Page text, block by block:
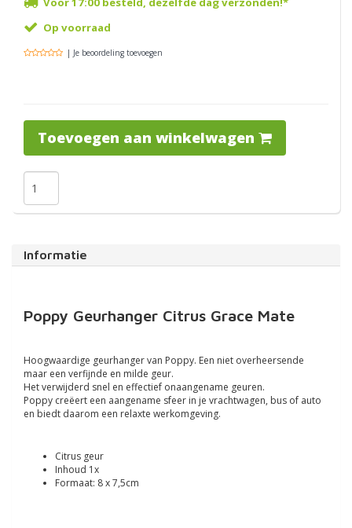
Op voorraad
| Je beoordeling toevoegen
Toevoegen aan winkelwagen
Informatie
Poppy Geurhanger Citrus Grace Mate
Hoogwaardige geurhanger van Poppy. Een niet overheersende
maar een verfijnde en milde geur.
Het verwijderd snel en effectief onaangename geuren.
Poppy creëert een aangename sfeer in je vrachtwagen, bus of auto
en biedt daarom een relaxte werkomgeving.
Citrus geur
Inhoud 1x
Formaat: 8 x 7,5cm